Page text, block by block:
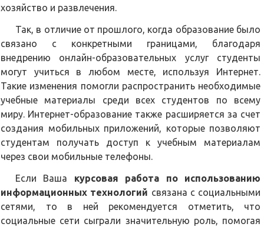
хозяйство и развлечения.
Так, в отличие от прошлого, когда образование было
связано с конкретными границами, благодаря
внедрению онлайн-образовательных услуг студенты
могут учиться в любом месте, используя Интернет.
Такие изменения помогли распространить необходимые
учебные материалы среди всех студентов по всему
миру. Интернет-образование также расширяется за счет
создания мобильных приложений, которые позволяют
студентам получать доступ к учебным материалам
через свои мобильные телефоны.
Если Ваша курсовая работа по использованию
информационных технологий связана с социальными
сетями, то в ней рекомендуется отметить, что
социальные сети сыграли значительную роль, помогая